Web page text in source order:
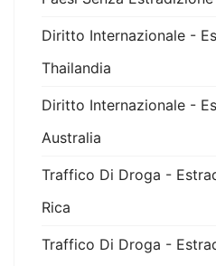
Diritto Internazionale -
Thailandia
Diritto Internazionale -
Australia
Traffico Di Droga -
Rica
Traffico Di Droga -